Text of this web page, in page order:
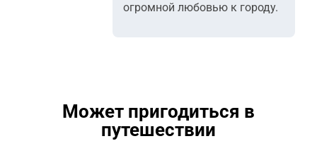
огромной любовью к городу.
Может пригодиться в
путешествии